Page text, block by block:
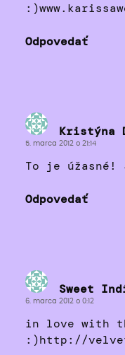
Odpovedať
Kristýna
5. marca 2012 o 21:14
To je úžasné!
Odpovedať
Sweet
6. marca 2012 o 0:12
in love with
:)http://